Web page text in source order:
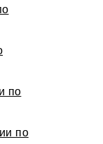
по
по